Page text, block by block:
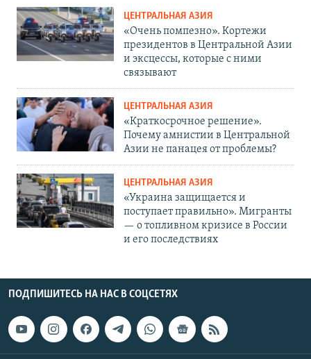
ЦЕНТРАЛЬНАЯ АЗИЯ
«Очень помпезно». Кортежи
президентов в Центральной Азии
и эксцессы, которые с ними
связывают
ЦЕНТРАЛЬНАЯ АЗИЯ
«Краткосрочное решение».
Почему амнистии в Центральной
Азии не панацея от проблемы?
ЦЕНТРАЛЬНАЯ АЗИЯ
«Украина защищается и
поступает правильно». Мигранты
— о топливном кризисе в России
и его последствиях
ПОДПИШИТЕСЬ НА НАС В СОЦСЕТЯХ